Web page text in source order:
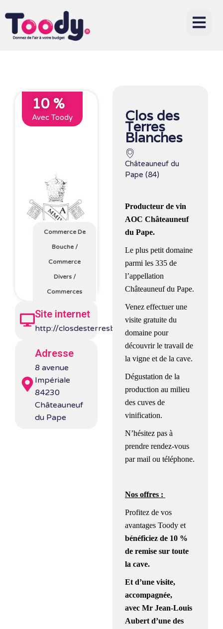
10 %
Avec Toody
Commerce De
Bouche/
Commerce
Divers/
Commerces
Site internet
http://closdesterresblanches.fr/
Adresse
8 avenue
Impériale
84230
Châteauneuf
du Pape
Clos des
Terres
Blanches
Châteauneuf du
Pape (84)
Producteur de vin
AOC Châteauneuf
du Pape.
Le plus petit domaine
parmi les 335 de
l’appellation
Châteauneuf du Pape.
Venez effectuer une
visite gratuite du
domaine pour
découvrir le travail de
la vigne et de la cave.
Dégustation de la
production au milieu
des cuves de
vinification.
N’hésitez pas à
prendre rendez-vous
par mail ou téléphone.
Nos offres :
Profitez de vos
avantages Toody et
bénéficiezde 10 %
de remise sur toute
la cave.
Et d’une visite,
accompagnée,
avec Mr Jean-Louis
Aubert d’une des